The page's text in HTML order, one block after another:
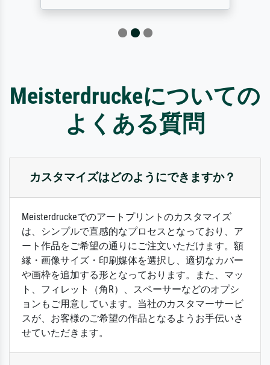
Meisterdruckeについての
よくある質問
カスタマイズはどのようにできますか？
Meisterdruckeでのアートプリントのカスタマイズ
は、シンプルで直感的なプロセスとなっており、ア
ート作品をご希望の通りにご注文いただけます。額
縁・画像サイズ・印刷媒体を選択し、適切なカバー
や画枠を追加する形となっております。また、マッ
ト、フィレット（角R）、スペーサーなどのオプシ
ョンもご用意しています。当社のカスタマーサービ
スが、お客様のご希望の作品となるようお手伝いさ
せていただきます。